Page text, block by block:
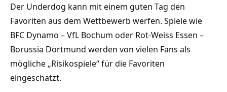
Der Underdog kann mit einem guten Tag den
Favoriten aus dem Wettbewerb werfen. Spiele wie
BFC Dynamo – VfL Bochum oder Rot-Weiss Essen –
Borussia Dortmund werden von vielen Fans als
mögliche „Risikospiele“ für die Favoriten
eingeschätzt.